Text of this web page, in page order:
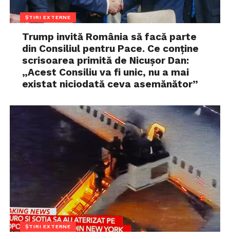
ȘTIRI EXTERNE
Trump invită România să facă parte
din Consiliul pentru Pace. Ce conține
scrisoarea primită de Nicușor Dan:
„Acest Consiliu va fi unic, nu a mai
existat niciodată ceva asemănător”
ȘTIRI EXTERNE